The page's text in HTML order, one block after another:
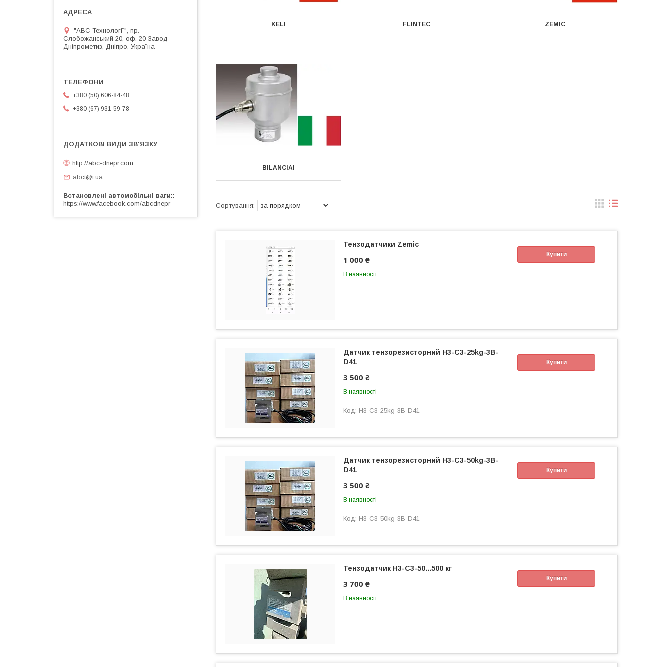
KELI FLINTEC ZEMIC
BILANCIAI
Купити
Тензодатчики Zemic
1 000 ₴
В наявності
Купити
Датчик тензорезисторний H3-C3-25kg-3B-
D41
3 500 ₴
В наявності
H3-C3-25kg-3B-D41
Купити
Датчик тензорезисторний H3-C3-50kg-3B-
D41
3 500 ₴
В наявності
H3-C3-50kg-3B-D41
Купити
Тензодатчик H3-C3-50...500 кг
3 700 ₴
В наявності
"АВС Технології", пр.
Слобожанський 20, оф. 20 Завод
Дніпрометиз, Дніпро, Україна
+380 (50) 606-84-48
+380 (67) 931-59-78
http://abc-dnepr.com
abct@i.ua
Встановлені автомобільні ваги:
https://www.facebook.com/abcdnepr